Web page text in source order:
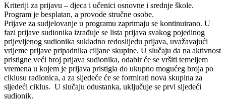
Kriteriji za prijavu – djeca i učenici osnovne i srednje škole.
Program je besplatan, a provode stručne osobe.
Prijave za sudjelovanje u programu zaprimaju se kontinuirano. U
fazi prijave sudionika izrađuje se lista prijava svakog pojedinog
prijevljenog sudionika sukladno redoslijedu prijava, uvažavajući
vrijeme prijave pripadnika ciljane skupine. U slučaju da na aktivnost
pristigne veći broj prijava sudionika, odabir će se vršiti temeljem
vremena u kojem je prijava pristigla do ukupno mogućeg broja po
ciklusu radionica, a za sljedeće će se formirati nova skupina za
sljedeći ciklus. U slučaju odustanka, uključuje se prvi sljedeći
sudionik.